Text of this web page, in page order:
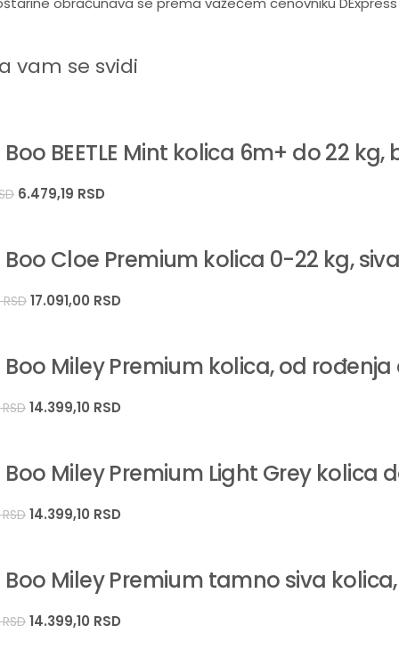
Tip materijala
Održavanje i garancija
podmazivanje pokretnih delova silikonskim uljem. Proizvod
vam se svidi
BEETLE Mint kolica 6m+ do 22
6.479,19 RSD
Boo Cloe Premium kolica 0-22 kg,
RSD 17.091,00 RSD
Boo Miley Premium kolica, od
RSD 14.399,10 RSD
Boo Miley Premium Light Grey
RSD 14.399,10 RSD
Boo Miley Premium tamno siva
RSD 14.399,10 RSD